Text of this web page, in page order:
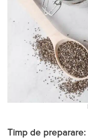
Timp de preparare: